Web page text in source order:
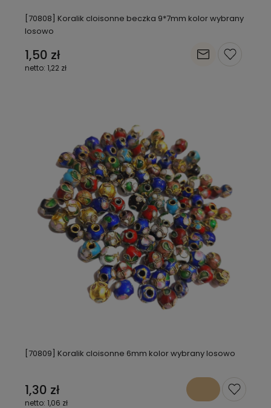
[70808] Koralik cloisonne beczka 9*7mm kolor wybrany
losowo
1,50 zł
1,22 zł
[70809] Koralik cloisonne 6mm kolor wybrany losowo
1,30 zł
1,06 zł